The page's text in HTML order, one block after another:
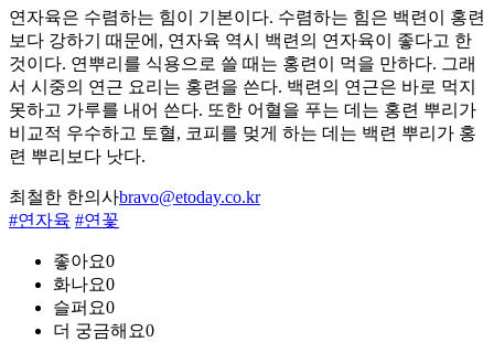
연자육은 수렴하는 힘이 기본이다. 수렴하는 힘은 백련이 홍련
보다 강하기 때문에, 연자육 역시 백련의 연자육이 좋다고 한
것이다. 연뿌리를 식용으로 쓸 때는 홍련이 먹을 만하다. 그래
서 시중의 연근 요리는 홍련을 쓴다. 백련의 연근은 바로 먹지
못하고 가루를 내어 쓴다. 또한 어혈을 푸는 데는 홍련 뿌리가
비교적 우수하고 토혈, 코피를 멎게 하는 데는 백련 뿌리가 홍
련 뿌리보다 낫다.
최철한 한의사bravo@etoday.co.kr
#연자육 #연꽃
좋아요0
화나요0
슬퍼요0
더 궁금해요0